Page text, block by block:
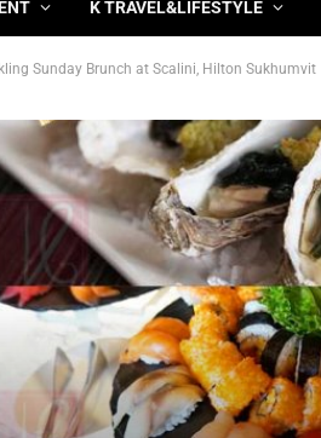
K TRAVEL&LIFESTYLE
Sunday Brunch at Scalini, Hilton Sukhumvit